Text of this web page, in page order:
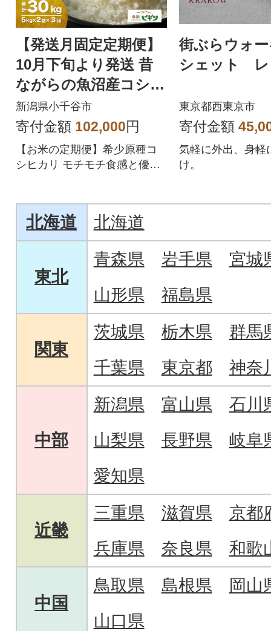
【発送月固定定期便】
10月下旬より発送 昔
ながらの魚沼産コシヒ
カリ精米10kg全3回
新潟県小千谷市
寄付金額 102,000円
【お米の定期便】希少原種コ
シヒカリ モチモチ食感と優し
街ぶらウォ
シェット レ
東京都西東京市
寄付金額
気軽に外出、身軽
け。
北海道 北海道
東北
青森県 岩手県
宮城
山形県
福島県
関東
茨城県 栃木県
群馬
千葉県
東京都 神奈
中部
新潟県 富山県
石川
山梨県
長野県
岐阜
愛知県
近畿
三重県 滋賀県
京都
兵庫県
奈良県 和歌
中国
鳥取県 島根県
岡山
山口県